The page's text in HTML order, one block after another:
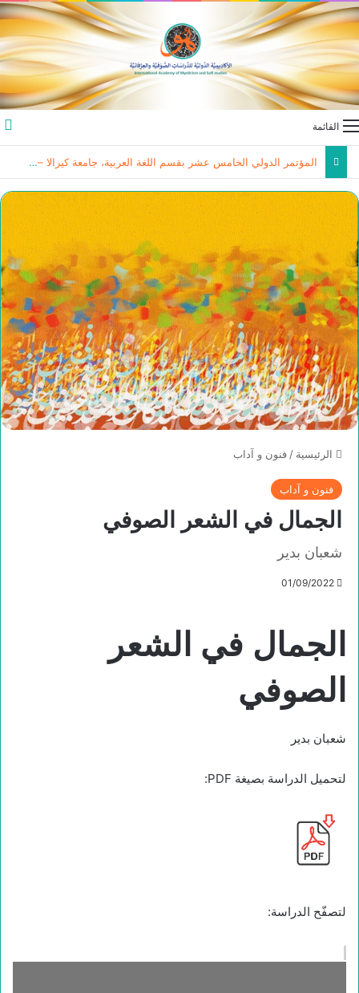
القائمة
المؤتمر الدولي الخامس عشر بقسم اللغة العربية، جامعة كيرالا – الهند
الرئيسية / فنون و آداب
فنون و آداب
الجمال في الشعر الصوفي
شعبان بدير
01/09/2022
الجمال في الشعر
الصوفي
شعبان بدير
لتحميل الدراسة بصيغة PDF:
لتصفّح الدراسة: